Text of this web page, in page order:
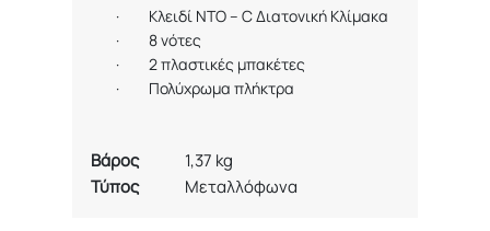
·
Κλειδί ΝΤΟ – C Διατονική Κλίμακα
·
8 νότες
·
2 πλαστικές μπακέτες
·
Πολύχρωμα πλήκτρα
Βάρος
1,37 kg
Τύπος
Μεταλλόφωνα